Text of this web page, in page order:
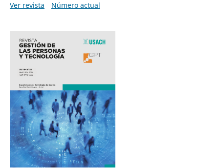
Ver revista
Número actual